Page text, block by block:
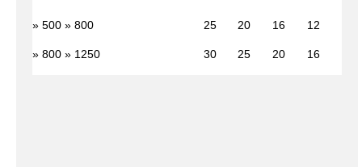
» 500 » 800 25 20 16 12
» 800 » 1250 30 25 20 16